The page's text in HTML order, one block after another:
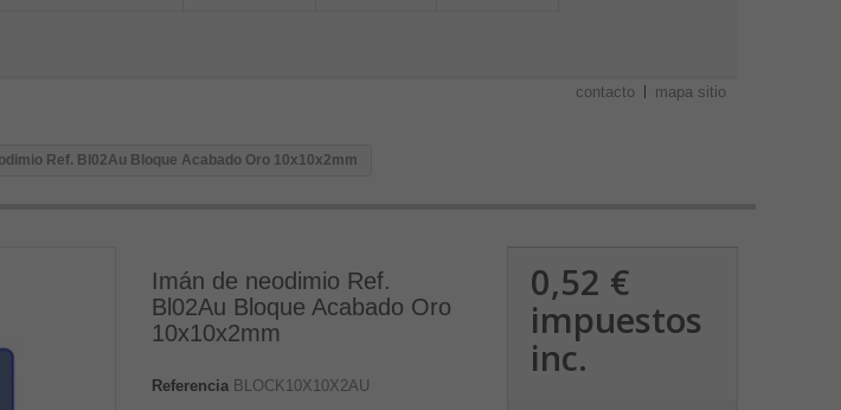
contacto mapa sitio
Ref. Bl02Au Bloque Acabado Oro 10x10x2mm
Imán de neodimio Ref.
Bl02Au Bloque Acabado Oro
10x10x2mm
Referencia BLOCK10X10X2AU
0,52 €
impuestos
inc.